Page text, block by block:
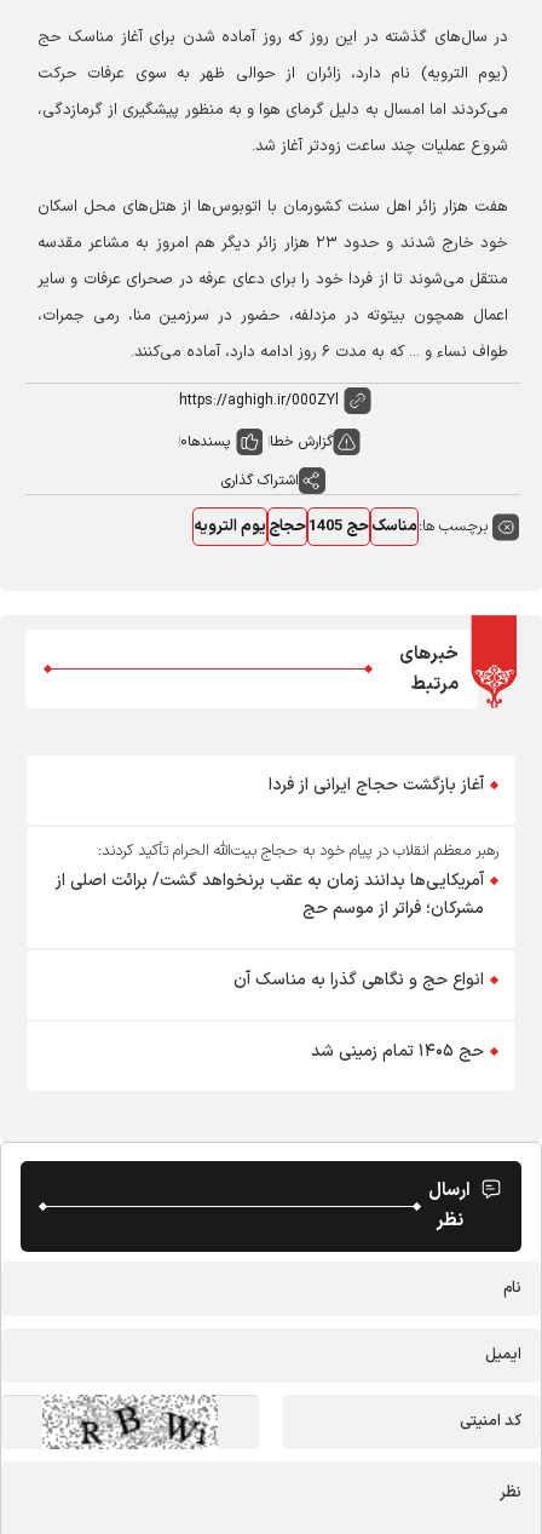
در سال‌های گذشته در این روز که روز آماده شدن برای آغاز مناسک حج
(یوم الترویه) نام دارد، زائران از حوالی ظهر به سوی عرفات حرکت
می‌کردند اما امسال به دلیل گرمای هوا و به منظور پیشگیری از گرمازدگی،
شروع عملیات چند ساعت زودتر آغاز شد.
هفت هزار زائر اهل سنت کشورمان با اتوبوس‌ها از هتل‌های محل اسکان
خود خارج شدند و حدود ۲۳ هزار زائر دیگر هم امروز به مشاعر مقدسه
منتقل می‌شوند تا از فردا خود را برای دعای عرفه در صحرای عرفات و سایر
اعمال همچون بیتوته در مزدلفه، حضور در سرزمین منا، رمی جمرات،
طواف نساء و ... که به مدت ۶ روز ادامه دارد، آماده می‌کنند.
گزارش خطا پسندها0
اشتراک گذاری
برچسب ها:مناسکحج 1405 حجاجیوم الترویه
خبرهای
مرتبط
آغاز بازگشت حجاج ایرانی از فردا
رهبر معظم انقلاب در پیام خود به حجاج بیت‌الله الحرام تأکید کردند:
آمریکایی‌ها بدانند زمان به عقب برنخواهد گشت/ برائت اصلی از
مشرکان؛ فراتر از موسم حج
انواع حج و نگاهی گذرا به مناسک آن
حج ۱۴۰۵ تمام زمینی شد
ارسال
نظر